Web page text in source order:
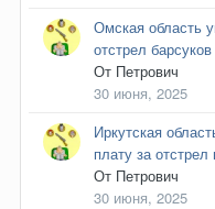
Омская область
отстрел
От Петрович
30 июня, 2025
Иркутская
плату за
От Петрович
30 июня, 2025